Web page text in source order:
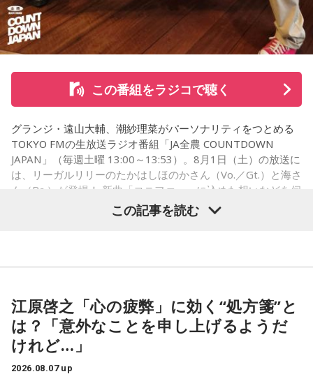
遠山：海ちゃんはどうですか？
海：アニメでは、マンガ大好きな女の子が、同人誌とかを売
て、そこから自分で描き始めるんですけど、それが私自身の
音楽体験とすごくつながっていて。
「あ、自分もバンドできるんだ」みたいな、そういうときの
ワクワク感のようなものが、いろんな不安や葛藤を飛び越え
ちゃうみたいな、そういうバイタリティのある曲だなと思い
ます。歌詞は自分と向き合っている部分も結構あるんですけ
ど、音像がかなり爽やかなので、そういうものを飛び越えて
いくような“若さ”をすごく感じました。
----------------------------------------------------
この日の放送をradikoタイムフリーで聴く
※放送エリア外の方は、プレミアム会員の登録でご利用いた
だけます。
----------------------------------------------------
山下：しかも、今回のライブの演出がすごく良かったじゃ
ん？
松尾：はい。
山下：そのなかでも、一人ひとりが光っているのは当然なん
だけど、みんなで通じ合っている感じがすごくした。
松尾：うれしいです、ありがとうございます！
パーソナリティの山下葉留花と松尾桜
----------------------------------------------------
＜番組概要＞
番組名：ローソン presents 日向坂46のほっとひといき！
パーソナリティ：日向坂46（髙橋未来虹、藤嶌果歩、山下葉
この番組をラジコで聴く
グランジ・遠山大輔、潮紗理菜がパーソナリティをつとめる
TOKYO FMの生放送ラジオ番組「JA全農 COUNTDOWN
JAPAN」（毎週土曜 13:00～13:53）。8月1日（土）の放送に
は、リーガルリリーのたかはしほのかさん（Vo.／Gt.）と海さ
ん（Ba.）が登場！ 新曲「コニファー」に込めた想いなどを伺
◆“真逆な作り方”で楽曲制作
リーガルリリーは高校在学時から注目を集め、国内大型ロッ
この記事を読む
江原啓之「心の疲弊」に効く“処方箋”と
は？「意外なことを申し上げるようだ
けれど…」
2026.08.07 up